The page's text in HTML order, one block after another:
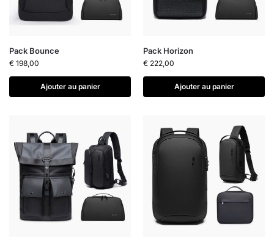
Pack Bounce
€ 198,00
Ajouter au panier
Pack Horizon
€ 222,00
Ajouter au panier